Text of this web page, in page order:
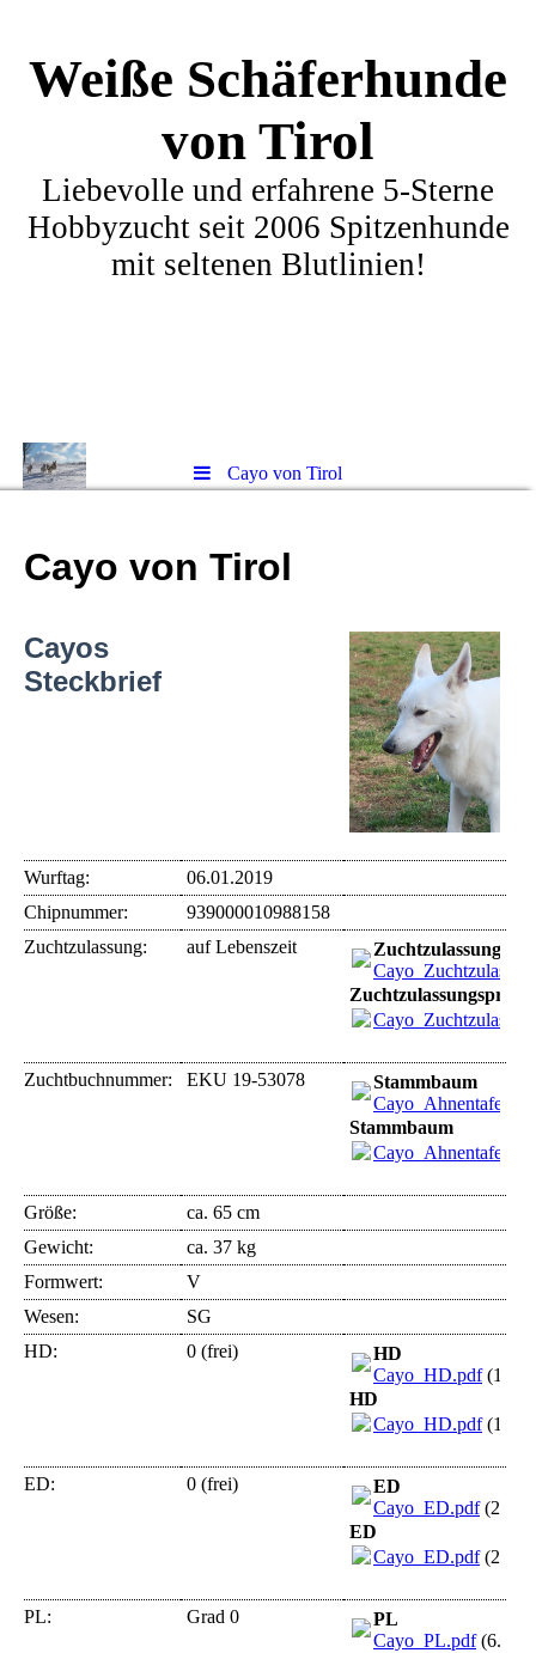
Weiße Schäferhunde
von Tirol
Liebevolle und erfahrene 5-Sterne
Hobbyzucht seit 2006 Spitzenhunde
mit seltenen Blutlinien!
Cayo von Tirol
Cayo von Tirol
Cayos
Steckbrief
Wurftag:
06.01.2019
Chipnummer:
939000010988158
Zuchtzulassung:
auf Lebenszeit
Zuchtbuchnummer: EKU 19-53078
Stammbaum
Cayo_Ahnentafel.pdf
Stammbaum
Cayo_Ahnentafel.pdf
Größe:
ca. 65 cm
Gewicht:
ca. 37 kg
Formwert:
V
Wesen:
SG
HD:
0 (frei)
HD
Cayo_HD.pdf
HD
Cayo_HD.pdf
ED: 0 (frei)
ED
Cayo_ED.pdf
ED
Cayo_ED.pdf
PL: Grad 0
PL
Cayo_PL.pdf